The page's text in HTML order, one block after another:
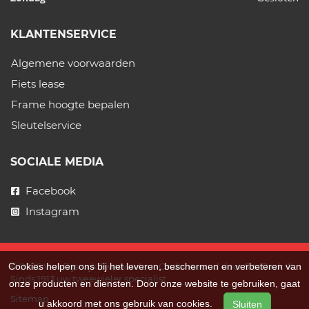
KLANTENSERVICE
Algemene voorwaarden
Fiets lease
Frame hoogte bepalen
Sleutelservice
SOCIALE MEDIA
Facebook
Instagram
© 2026 Van Rijswijk Tweewielers. Ondersteund doorSitePack ®
Sinds 1913 uw tweewieler specialist.
Sitemap
Cookies helpen ons bij het leveren, beschermen en verbeteren van
onze producten en diensten. Door onze website te gebruiken, gaat
u akkoord met ons gebruik van cookies.
Sluiten